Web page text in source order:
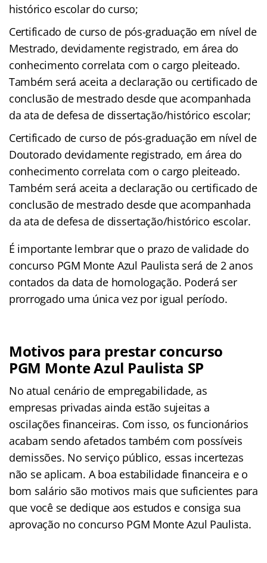
histórico escolar do curso;
Certificado de curso de pós-graduação em nível de
Mestrado, devidamente registrado, em área do
conhecimento correlata com o cargo pleiteado.
Também será aceita a declaração ou certificado de
conclusão de mestrado desde que acompanhada
da ata de defesa de dissertação/histórico escolar;
Certificado de curso de pós-graduação em nível de
Doutorado devidamente registrado, em área do
conhecimento correlata com o cargo pleiteado.
Também será aceita a declaração ou certificado de
conclusão de mestrado desde que acompanhada
da ata de defesa de dissertação/histórico escolar.
É importante lembrar que o prazo de validade do
concurso PGM Monte Azul Paulista será de 2 anos
contados da data de homologação. Poderá ser
prorrogado uma única vez por igual período.
Motivos para prestar concurso
PGM Monte Azul Paulista SP
No atual cenário de empregabilidade, as
empresas privadas ainda estão sujeitas a
oscilações financeiras. Com isso, os funcionários
acabam sendo afetados também com possíveis
demissões. No serviço público, essas incertezas
não se aplicam. A boa estabilidade financeira e o
bom salário são motivos mais que suficientes para
que você se dedique aos estudos e consiga sua
aprovação no concurso PGM Monte Azul Paulista.